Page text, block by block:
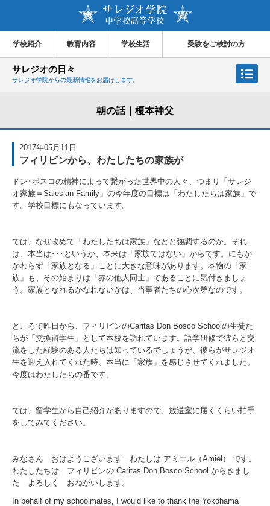
学校紹介 教育内容 学校生活 受験をご検討の方
サレジオの日々
サレジオ学院からの最新情報をお届けします。
朝の話｜榎本神父
2017年05月11日
フィリピンから、わたしたちの家族が
ドン･ボスコの精神によって繋がった世界中の人々、つまり「サレジ
オ家族＝Salesian Family」の今年度の目標は「わたしたちは家族」で
す。学校目標にもなっています。
では、なぜ改めて「わたしたちは家族」などと強調するのか。それ
は、本当は･･･というか、本来は「家族ではない」からです。にもか
かわらず「家族となる」ことに大きな意味があります。本物の「家
族」も、その始まりは「赤の他人同士」であることに気付きましょ
う。家族となれるかなれないかは、当事者たちの心次第なのです。
ところで昨日から、フィリピンのCaritas Don Bosco Schoolの生徒た
ちが「交換留学生」として本校を訪れています。語学研修で彼らと交
流をした経験のある人たちは知っているでしょうが、彼らがサレジオ
生を迎え入れてくれた時、本当に「家族」を感じさせてくれました。
今度はわたしたちの番です。
では、留学生から自己紹介がありますので、放送室に届くくらい拍手
をしてみてください。
みなさん おはようございます わたしは アミエル（Amiel） です。
わたしたちは フィリピンの Caritas Don Bosco School からきまし
た よろしく おねがいします。
In behalf of my schoolmates, I would like to thank the Yokohama